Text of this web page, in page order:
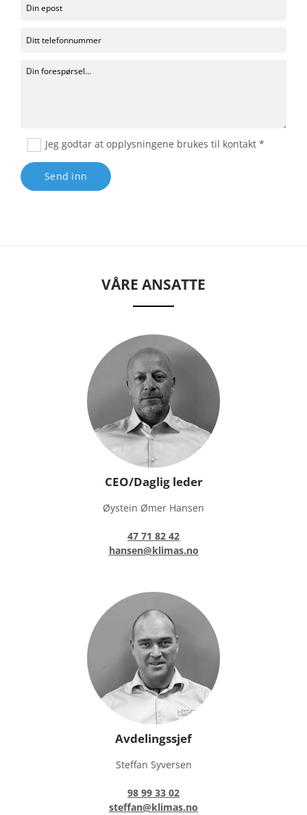
Jeg godtar at opplysningene brukes til kontakt *
VÅRE ANSATTE
CEO/Daglig leder
Øystein Ømer Hansen
47 71 82 42
hansen@klimas.no
Avdelingssjef
Steffan Syversen
98 99 33 02
steffan@klimas.no